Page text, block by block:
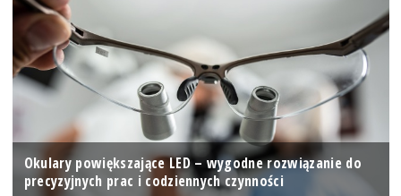
Okulary powiększające LED – wygodne rozwiązanie do
precyzyjnych prac i codziennych czynności